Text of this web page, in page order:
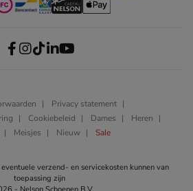
Privacy statement
Cookiebeleid Dames
Heren
Meisjes Nieuw Sale
verzend- en servicekosten kunnen van
toepassing zijn